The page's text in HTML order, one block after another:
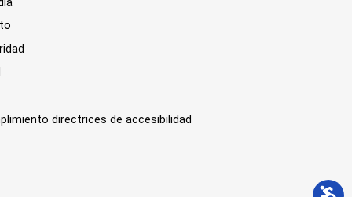
directrices de accesibilidad